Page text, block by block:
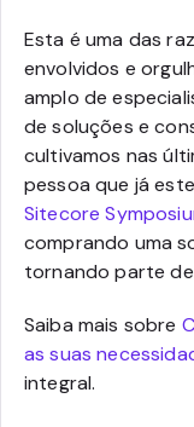
Esta é uma das
envolvidos e
amplo de
de soluções e
cultivamos nas
pessoa que já
Sitecore
comprando uma
tornando parte de
Saiba mais sobre
as suas
integral.